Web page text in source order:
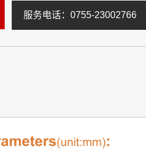
服务电话：0755-23002766